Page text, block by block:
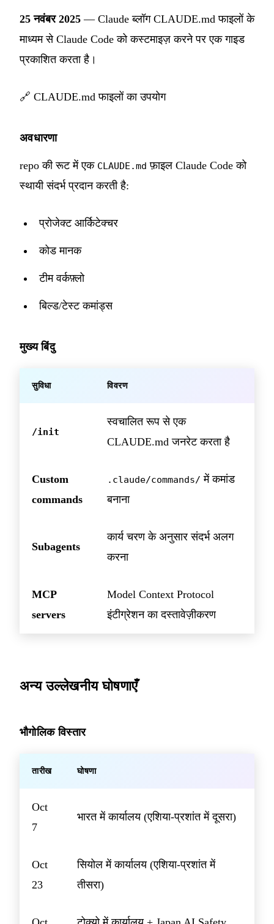
25 नवंबर 2025 — Claude ब्लॉग CLAUDE.md फाइलों के
माध्यम से Claude Code को कस्टमाइज़ करने पर एक गाइड
प्रकाशित करता है।
🔗 CLAUDE.md फाइलों का उपयोग
अवधारणा
repo की रूट में एक CLAUDE.md फ़ाइल Claude Code को
स्थायी संदर्भ प्रदान करती है:
प्रोजेक्ट आर्किटेक्चर
कोड मानक
टीम वर्कफ़्लो
बिल्ड/टेस्ट कमांड्स
मुख्य बिंदु
सुविधा विवरण
/init
स्वचालित रूप से एक
CLAUDE.md जनरेट करता है
Custom
commands
.claude/commands/ में कमांड
बनाना
Subagents
कार्य चरण के अनुसार संदर्भ अलग
करना
MCP
servers
Model Context Protocol
इंटीग्रेशन का दस्तावेज़ीकरण
अन्य उल्लेखनीय घोषणाएँ
भौगोलिक विस्तार
तारीख घोषणा
Oct
7
भारत में कार्यालय (एशिया-प्रशांत में दूसरा)
Oct
23
सियोल में कार्यालय (एशिया-प्रशांत में
तीसरा)